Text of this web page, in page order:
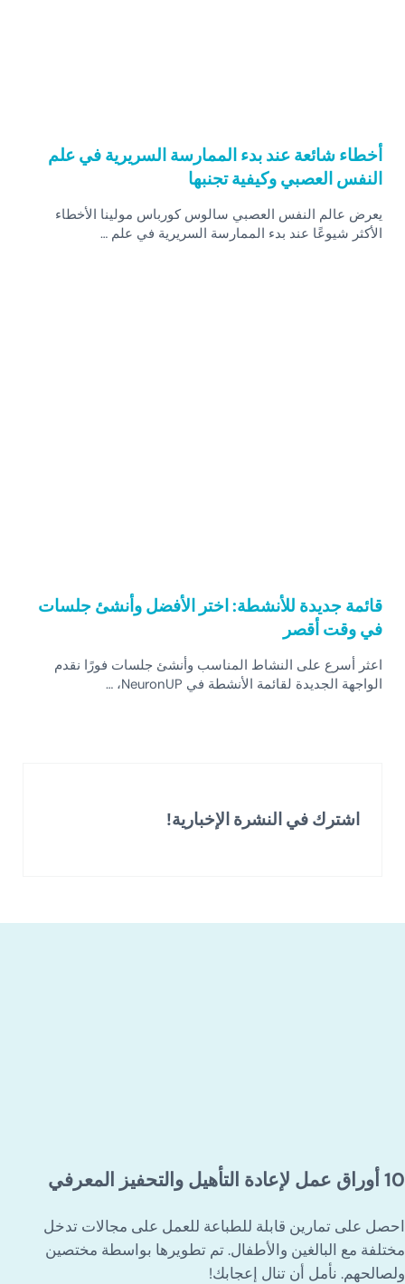
أخطاء شائعة عند بدء الممارسة السريرية في علم
النفس العصبي وكيفية تجنبها
يعرض عالم النفس العصبي سالوس كورباس مولينا الأخطاء
الأكثر شيوعًا عند بدء الممارسة السريرية في علم …
قائمة جديدة للأنشطة: اختر الأفضل وأنشئ جلسات
في وقت أقصر
اعثر أسرع على النشاط المناسب وأنشئ جلسات فورًا نقدم
الواجهة الجديدة لقائمة الأنشطة في NeuronUP، …
اشترك في النشرة الإخبارية!
10 أوراق عمل لإعادة التأهيل والتحفيز المعرفي
احصل على تمارين قابلة للطباعة للعمل على مجالات تدخل
مختلفة مع البالغين والأطفال. تم تطويرها بواسطة مختصين
ولصالحهم. نأمل أن تنال إعجابك!